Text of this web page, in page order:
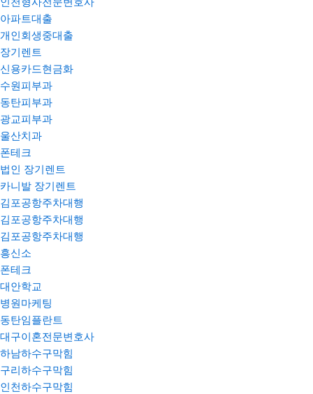
아파트대출
개인회생중대출
장기렌트
신용카드현금화
수원피부과
동탄피부과
광교피부과
울산치과
폰테크
법인 장기렌트
카니발 장기렌트
김포공항주차대행
김포공항주차대행
김포공항주차대행
흥신소
폰테크
대안학교
병원마케팅
동탄임플란트
대구이혼전문변호사
하남하수구막힘
구리하수구막힘
인천하수구막힘